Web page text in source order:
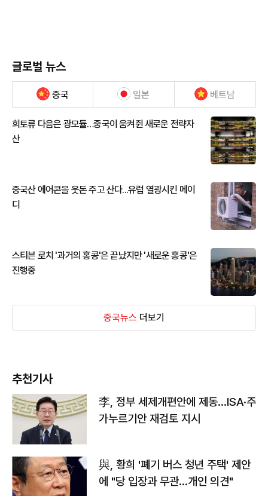
글로벌 뉴스
중국 일본 베트남
희토류 다음은 광모듈…중국이 움켜쥔 새로운 전략자
산
중국산 에어콘을 웃돈 주고 산다...유럽 열광시킨 메이
디
스티븐 로치 '과거의 홍콩'은 끝났지만 '새로운 홍콩'은
진행중
중국뉴스 더보기
추천기사
李, 정부 세제개편안에 제동…ISA·주
가누르기안 재검토 지시
與, 황희 '폐기 버스 청년 주택' 제안
에 "당 입장과 무관…개인 의견"